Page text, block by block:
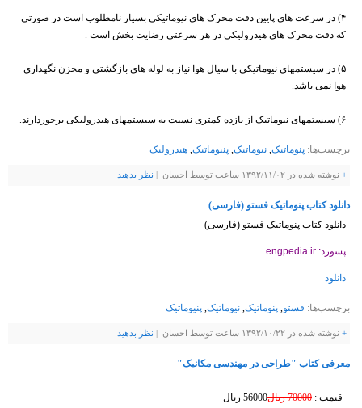
۴) در سرعت های پایین دقت محرک های نیوماتیکی بسیار نامطلوب است در صورتی
که دقت محرک های هیدرولیکی در هر سرعتی رضایت بخش است .
۵) در سیستمهای نیوماتیکی با سیال هوا نیاز به لوله های بازگشتی و مخزن نگهداری
هوا نمی باشد.
۶) سیستمهای نیوماتیک از بازده کمتری نسبت به سیستمهای هیدرولیکی برخوردارند.
برچسب‌ها: پنوماتیک, نیوماتیک, پنیوماتیک, هیدرولیک
+ نوشته شده در ۱۳۹۲/۱۱/۰۲ ساعت توسط احسان | نظر بدهيد
دانلود کتاب پنوماتیک فستو (فارسی)
دانلود کتاب پنوماتیک فستو (فارسی)
پسورد: engpedia.ir
دانلود
برچسب‌ها: فستو, پنوماتیک, نیوماتیک, پنیوماتیک
+ نوشته شده در ۱۳۹۲/۱۰/۲۲ ساعت توسط احسان | نظر بدهيد
معرفی کتاب "طراحی در مهندسی مکانیک"
قيمت : 70000 ريال 56000 ريال